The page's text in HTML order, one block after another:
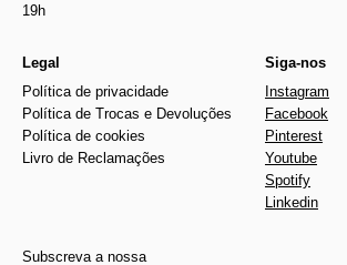
19h
Legal
Política de privacidade
Política de Trocas e Devoluções
Política de cookies
Livro de Reclamações
Siga-nos
Instagram
Facebook
Pinterest
Youtube
Spotify
Linkedin
Subscreva a nossa